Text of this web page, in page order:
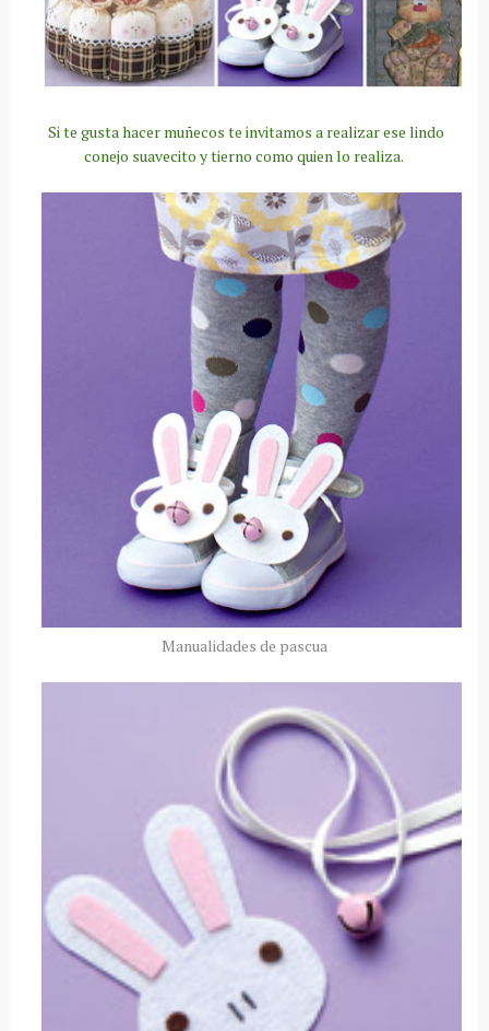
Si te gusta hacer muñecos te invitamos a realizar ese lindo
conejo suavecito y tierno como quien lo realiza.
Manualidades de pascua